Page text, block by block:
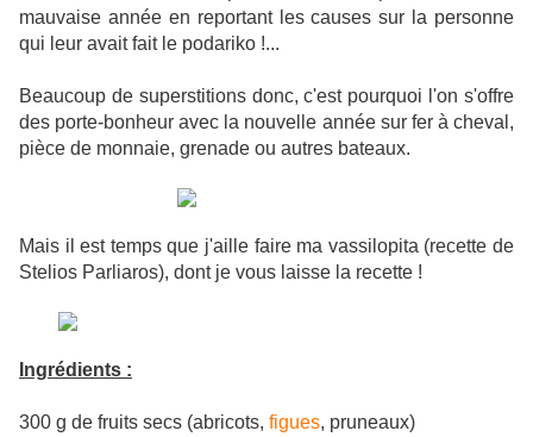
mauvaise année en reportant les causes sur la personne
qui leur avait fait le podariko !...
Beaucoup de superstitions donc, c'est pourquoi l'on s'offre
des porte-bonheur avec la nouvelle année sur fer à cheval,
pièce de monnaie, grenade ou autres bateaux.
Mais il est temps que j'aille faire ma vassilopita (recette de
Stelios Parliaros), dont je vous laisse la recette !
Ingrédients :
300 g de fruits secs (abricots, figues, pruneaux)